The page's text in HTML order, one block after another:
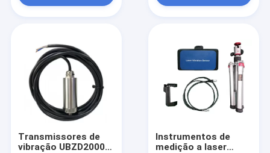
Transmissores de
vibração UBZD2000Y
Instrumentos de
medição a laser